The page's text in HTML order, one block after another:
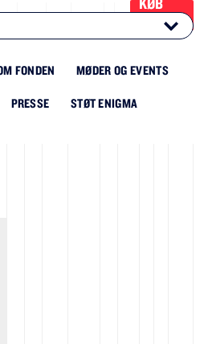
BILLET
FONDEN MØDER OG EVENTS
PRESSE STØT ENIGMA